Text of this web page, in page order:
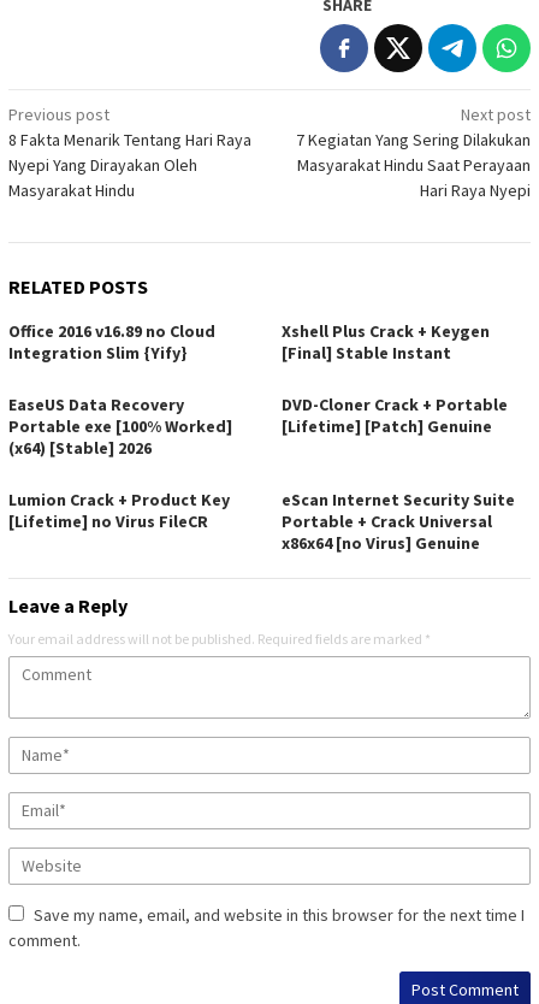
SHARE
Post
navigation
Previous post
8 Fakta Menarik Tentang Hari Raya
Nyepi Yang Dirayakan Oleh
Masyarakat Hindu
Next post
7 Kegiatan Yang Sering Dilakukan
Masyarakat Hindu Saat Perayaan
Hari Raya Nyepi
RELATED POSTS
Office 2016 v16.89 no Cloud
Integration Slim {Yify}
Xshell Plus Crack + Keygen
[Final] Stable Instant
EaseUS Data Recovery
Portable exe [100% Worked]
(x64) [Stable] 2026
DVD-Cloner Crack + Portable
[Lifetime] [Patch] Genuine
Lumion Crack + Product Key
[Lifetime] no Virus FileCR
eScan Internet Security Suite
Portable + Crack Universal
x86x64 [no Virus] Genuine
Leave a Reply
Your email address will not be published. Required fields are marked *
Save my name, email, and website in this browser for the next time I
comment.